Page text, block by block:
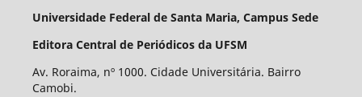
Universidade Federal de Santa Maria, Campus Sede
Editora Central de Periódicos da UFSM
Av. Roraima, nº 1000. Cidade Universitária. Bairro
Camobi.